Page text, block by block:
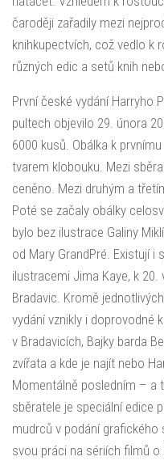
čaroději zařadily mezi
knihkupectvích, což vedlo k
různých edic a setů knih
První české vydání Harryho
pultech objevilo 29. února
6000 kusů. Obálka k
tvarem klobouku. Mezi
ceněno. Mezi druhým a
Poté se začaly obálky
bylo bez ilustrace Galiny
od Mary GrandPré. Existují i
ilustracemi Jima Kaye, k
Bradavic. Kromě
vydání vznikly i doprovodné
v Bradavicích, Bajky barda
zvířata a kde je najít nebo
Momentálně posledním – a
sběratele je speciální edice
mudrců v podání grafického
svou práci na sériích filmů